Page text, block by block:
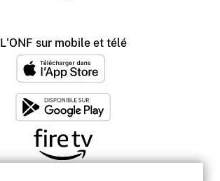
L'ONF sur mobile et télé